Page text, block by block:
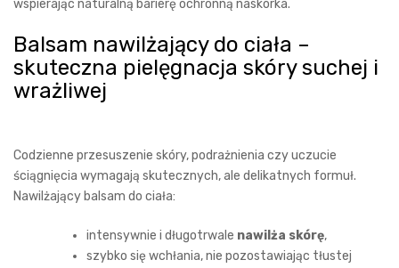
wspierając naturalną barierę ochronną naskórka.
Balsam nawilżający do ciała –
skuteczna pielęgnacja skóry suchej i
wrażliwej
Codzienne przesuszenie skóry, podrażnienia czy uczucie
ściągnięcia wymagają skutecznych, ale delikatnych formuł.
Nawilżający balsam do ciała:
intensywnie i długotrwale nawilża skórę,
szybko się wchłania, nie pozostawiając tłustej